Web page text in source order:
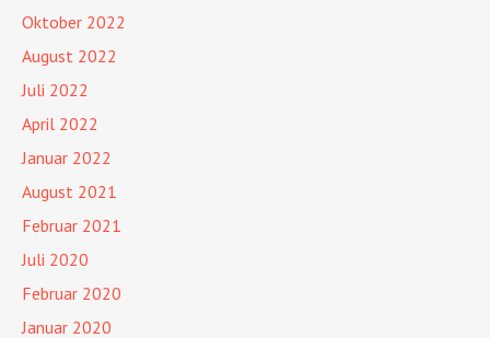
Oktober 2022
August 2022
Juli 2022
April 2022
Januar 2022
August 2021
Februar 2021
Juli 2020
Februar 2020
Januar 2020